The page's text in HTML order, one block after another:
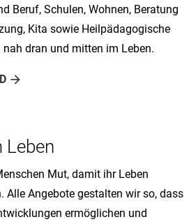
Beruf, Schulen, Wohnen, Beratung
Kita sowie Heilpädagogische
dran und mitten im Leben.
Leben
Mut, damit ihr Leben
Alle Angebote gestalten wir so, dass
ermöglichen und